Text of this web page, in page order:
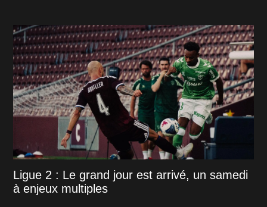
Ligue 2 : Le grand jour est arrivé, un samedi
à enjeux multiples